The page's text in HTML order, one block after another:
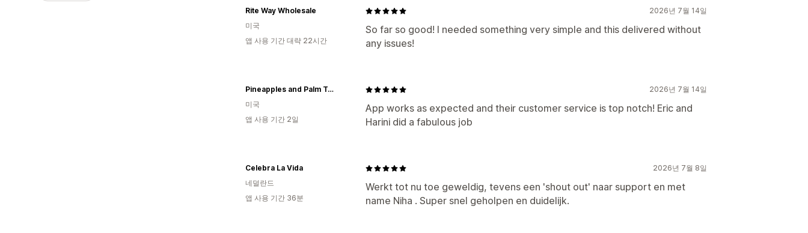
2026년 7월 14일
So far so good! I needed something very simple and this delivered without
any issues!
Rite Way Wholesale
미국
앱 사용 기간 대략 22시간
2026년 7월 14일
App works as expected and their customer service is top notch! Eric and
Harini did a fabulous job
Pineapples and Palm Trees
미국
앱 사용 기간 2일
2026년 7월 8일
Werkt tot nu toe geweldig, tevens een 'shout out' naar support en met
name Niha . Super snel geholpen en duidelijk.
Celebra La Vida
네덜란드
앱 사용 기간 36분